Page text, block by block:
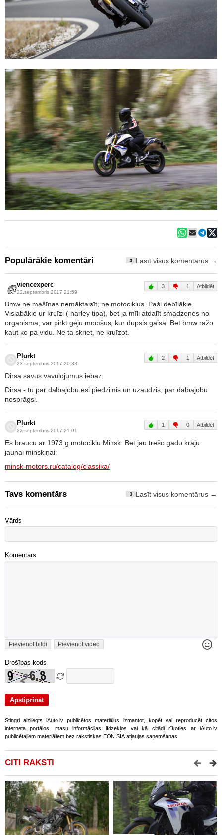
Populārākie komentāri 3 Lasīt visus komentārus →
viencexperc
22.septembris 2017 21:59
3 1 Atbildēt
Bmw ne mašīnas nemāktaisīt, ne motociklus. Paši debīlākie.
Vislabākie ur kruīzi ( harley tipa), bet ja mīli atdalīt smadzenes no
organisma, var pirkt geju mocīšus, kur dupsis gaisā. Bet bmw ražo
kaut ko pa vidu. Ne ta skriet, ne kruīzot.
Pļurkt
23.septembris 2017 20:33
2 1 Atbildēt
Dirsā savus vāvuļojumus iebāz.
Dirsa - tu par dalbajobu esi piedzimis un uzaudzis, par dalbajobu
nosprāgsi.
Pļurkt
22.septembris 2017 21:01
1 0 Atbildēt
Es braucu ar 1973.g motociklu Minsk. Bet jau trešo gadu krāju
jaunai minskiņai:
minsk-motors.ru/catalog/classika/
Tavs komentārs 3 Lasīt visus komentārus →
Vārds
Komentārs
Pievienot bildi Pievienot video
Drošības kods
Stingri aizliegts iAuto.lv publicētos materiālus izmantot, kopēt vai reproducēt citos
interneta portālos, masu informācijas līdzekļos vai kā citādi rīkoties ar iAuto.lv
publicētajiem materiāliem bez rakstiskas EON SIA atļaujas saņemšanas.
CITI RAKSTI